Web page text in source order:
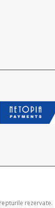
rezervate.